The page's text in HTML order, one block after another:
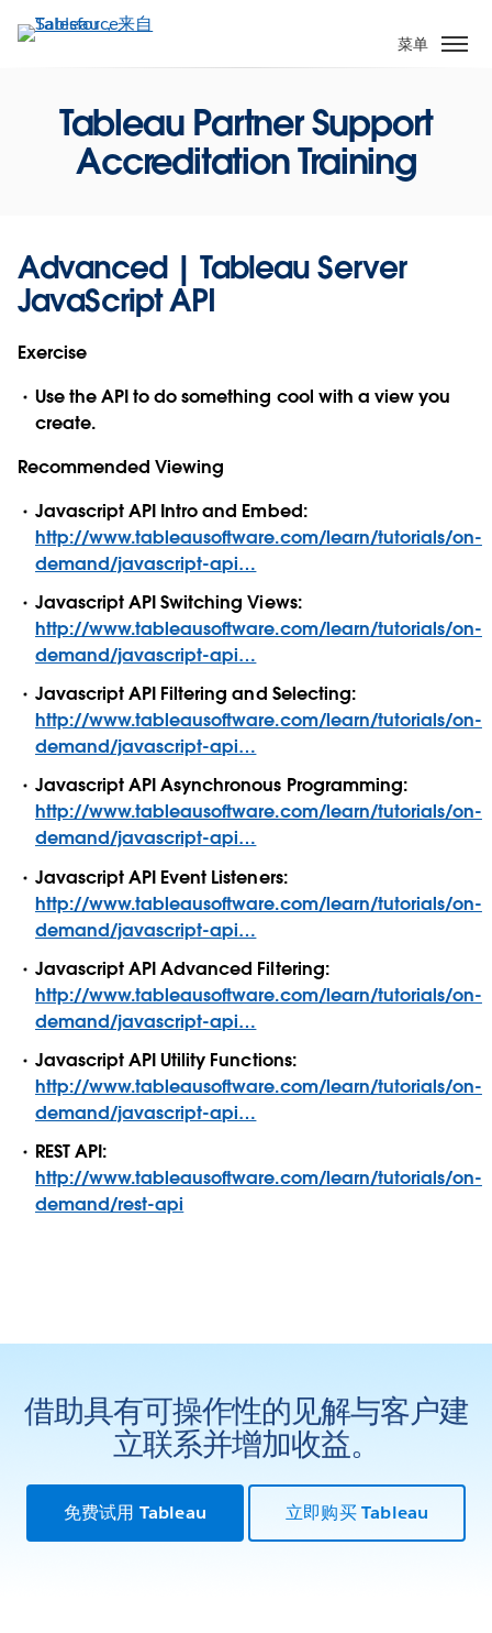
转
菜单
Tableau Partner Support
Accreditation Training
Advanced | Tableau Server
JavaScript API
Exercise
Use the API to do something cool with a view you
create.
Recommended Viewing
Javascript API Intro and Embed:
http://www.tableausoftware.com/learn/tutorials/on-
demand/javascript-api…
Javascript API Switching Views:
http://www.tableausoftware.com/learn/tutorials/on-
demand/javascript-api…
Javascript API Filtering and Selecting:
http://www.tableausoftware.com/learn/tutorials/on-
demand/javascript-api…
Javascript API Asynchronous Programming:
http://www.tableausoftware.com/learn/tutorials/on-
demand/javascript-api…
Javascript API Event Listeners:
http://www.tableausoftware.com/learn/tutorials/on-
demand/javascript-api…
Javascript API Advanced Filtering:
http://www.tableausoftware.com/learn/tutorials/on-
demand/javascript-api…
Javascript API Utility Functions:
http://www.tableausoftware.com/learn/tutorials/on-
demand/javascript-api…
REST API:
http://www.tableausoftware.com/learn/tutorials/on-
demand/rest-api
借助具有可操作性的见解与客户建
立联系并增加收益。
免费试用 Tableau 立即购买 Tableau